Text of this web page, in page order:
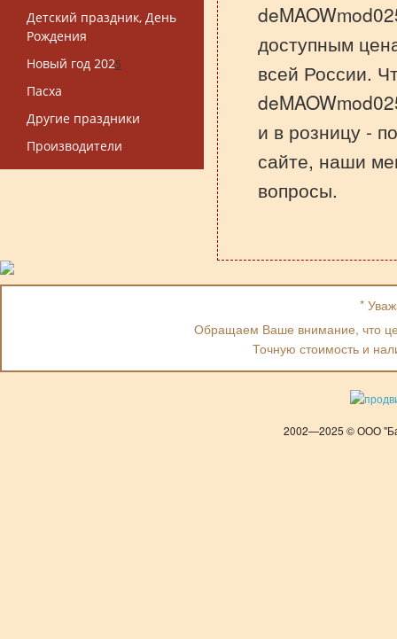
Детский праздник, День
Рождения
Новый год 2025
Пасха
Другие праздники
Производители
доступным
всей России.
и в розницу -
сайте, наши
вопросы.
*
Обращаем Ваше внимание, что
Точную стоимость и
2002—2025 © ООО